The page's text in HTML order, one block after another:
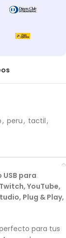
, peru, tactil,
para
YouTube,
Plug & Play,
para tus